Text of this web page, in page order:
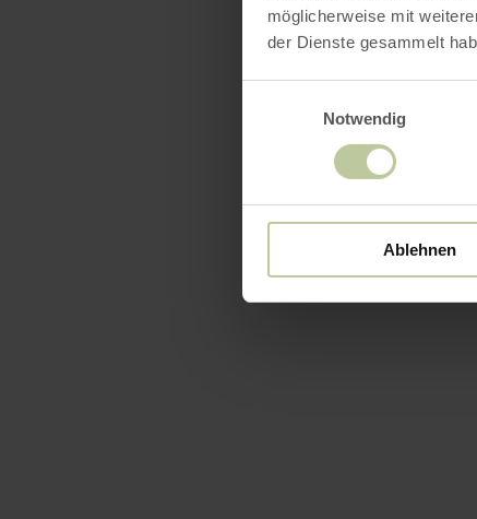
möglicherweise mit
der Dienste gesammelt
Notwendig
Ablehnen